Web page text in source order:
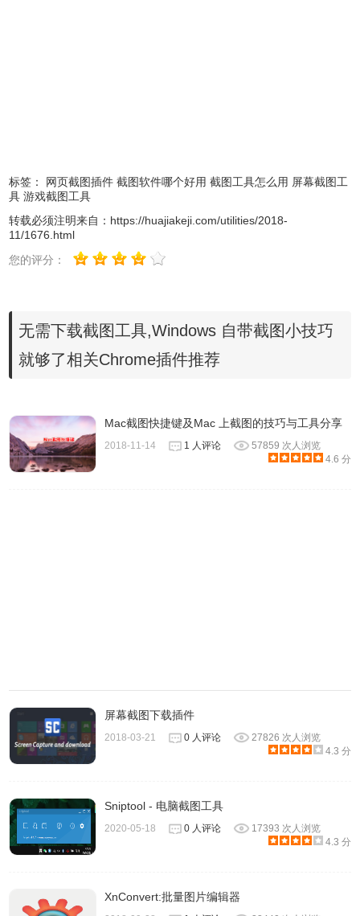
四、Windows 附件内置的截图工具
打开方式：Windows 附件 - 截图工具
对截图功能选项有更进阶的需求，可尝试使用 Windows 附
图画面。
标签： 网页截图插件 截图软件哪个好用 截图工具怎么用 屏幕截图工
具 游戏截图工具
转载必须注明来自： https://huajiakeji.com/utilities/2018-
11/1676.html
您的评分：
无需下载截图工具,Windows 自带截图小技巧
就够了相关Chrome插件推荐
Mac截图快捷键及Mac 上截图的技巧与工具分享
2018-11-14 1 人评论
57859 次人浏览
4.6 分
屏幕截图下载插件
2018-03-21 0 人评论
27826 次人浏览
4.3 分
Sniptool - 电脑截图工具
2020-05-18 0 人评论
17393 次人浏览
4.3 分
XnConvert:批量图片编辑器